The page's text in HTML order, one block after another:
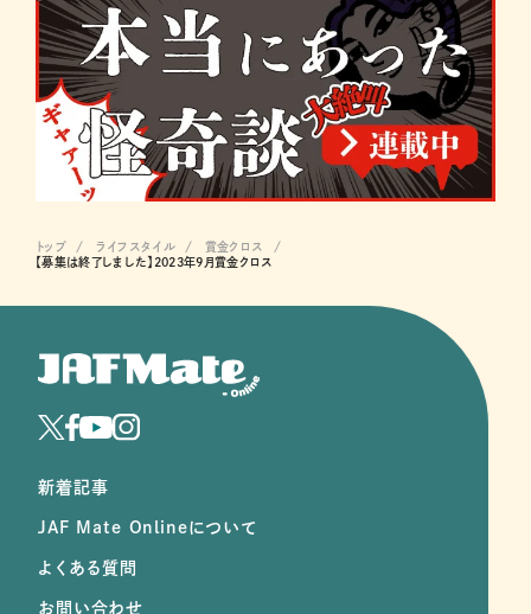
トップ ライフスタイル
賞金クロス
【募集は終了しました】2023年9月賞金クロス
新着記事
JAF Mate Onlineについて
よくある質問
お問い合わせ